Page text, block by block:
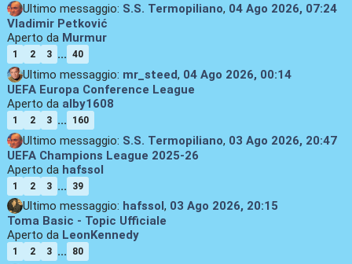
Ultimo messaggio: S.S. Termopiliano, 04 Ago 2026, 07:24
Vladimir Petković
Aperto da Murmur
1 2 3 ... 40
Ultimo messaggio: mr_steed, 04 Ago 2026, 00:14
UEFA Europa Conference League
Aperto da alby1608
1 2 3 ... 160
Ultimo messaggio: S.S. Termopiliano, 03 Ago 2026, 20:47
UEFA Champions League 2025-26
Aperto da hafssol
1 2 3 ... 39
Ultimo messaggio: hafssol, 03 Ago 2026, 20:15
Toma Basic - Topic Ufficiale
Aperto da LeonKennedy
1 2 3 ... 80